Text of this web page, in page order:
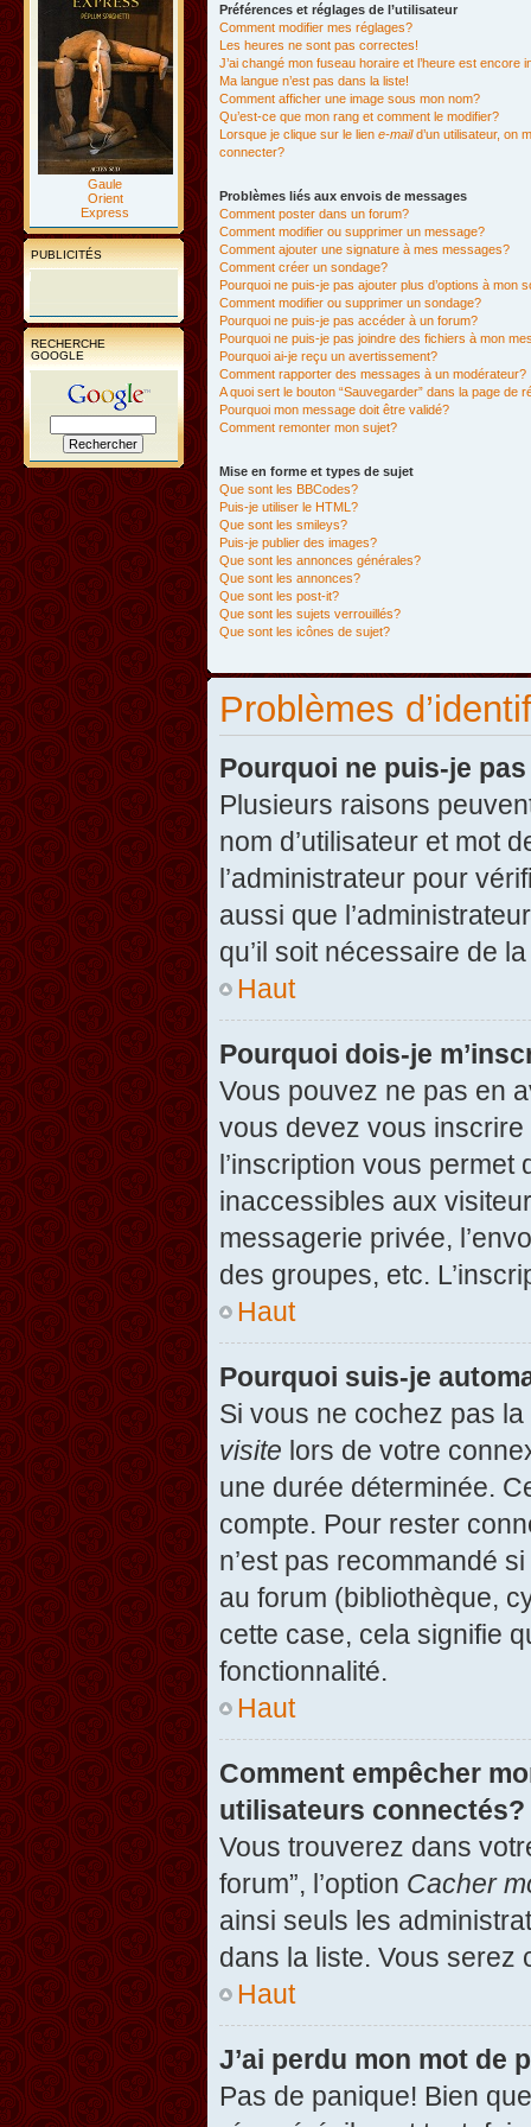
Gaule
Orient
Express
PUBLICITÉS
RECHERCHE
GOOGLE
Préférences et réglages de l’utilisateur
Comment modifier mes réglages?
Les heures ne sont pas correctes!
J’ai changé mon fuseau horaire et l’heure est encore
Ma langue n’est pas dans la liste!
Comment afficher une image sous mon nom?
Qu’est-ce que mon rang et comment le modifier?
Lorsque je clique sur le lien e-maild’un utilisateur, on
connecter?
Problèmes liés aux envois de messages
Comment poster dans un forum?
Comment modifier ou supprimer un message?
Comment ajouter une signature à mes messages?
Comment créer un sondage?
Pourquoi ne puis-je pas ajouter plus d’options à mon
Comment modifier ou supprimer un sondage?
Pourquoi ne puis-je pas accéder à un forum?
Pourquoi ne puis-je pas joindre des fichiers à mon
Pourquoi ai-je reçu un avertissement?
Comment rapporter des messages à un modérateur?
A quoi sert le bouton “Sauvegarder” dans la page de
Pourquoi mon message doit être validé?
Comment remonter mon sujet?
Mise en forme et types de sujet
Que sont les BBCodes?
Puis-je utiliser le HTML?
Que sont les smileys?
Puis-je publier des images?
Que sont les annonces générales?
Que sont les annonces?
Que sont les post-it?
Que sont les sujets verrouillés?
Que sont les icônes de sujet?
Problèmes
Pourquoi ne puis-je
Plusieurs raisons
nom d’utilisateur et mot
l’administrateur pour
aussi que
qu’il soit nécessaire de
Haut
Pourquoi dois-je
Vous pouvez ne pas en
vous devez vous
l’inscription vous
inaccessibles aux
messagerie privée,
des groupes, etc.
Haut
Pourquoi suis-je
Si vous ne cochez pas
visite lors de votre
une durée déterminée.
compte. Pour rester
n’est pas recommandé
au forum (bibliothèque,
cette case, cela signifie
fonctionnalité.
Haut
Comment empêcher
utilisateurs connectés?
Vous trouverez dans
forum”, l’option Cacher
ainsi seuls les
dans la liste. Vous serez
Haut
J’ai perdu mon mot de
Pas de panique! Bien